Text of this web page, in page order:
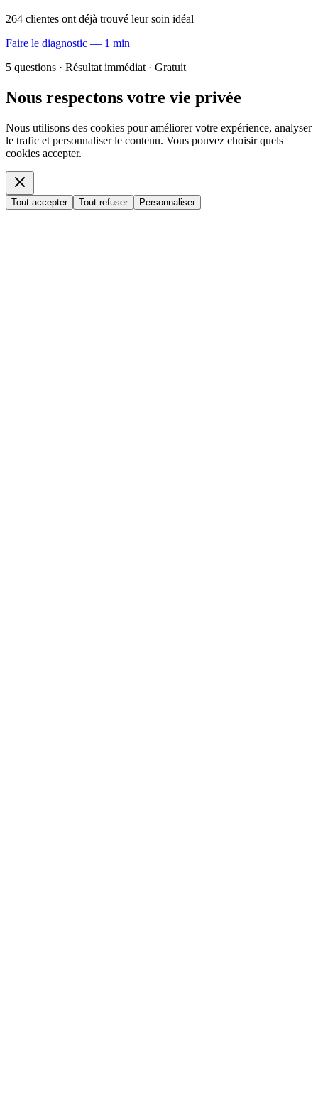
264 clientes ont déjà trouvé leur soin idéal
Faire le diagnostic — 1 min
5 questions · Résultat immédiat · Gratuit
Nous respectons votre vie privée
Nous utilisons des cookies pour améliorer votre expérience, analyser
le trafic et personnaliser le contenu. Vous pouvez choisir quels
cookies accepter.
Tout accepter Tout refuser Personnaliser